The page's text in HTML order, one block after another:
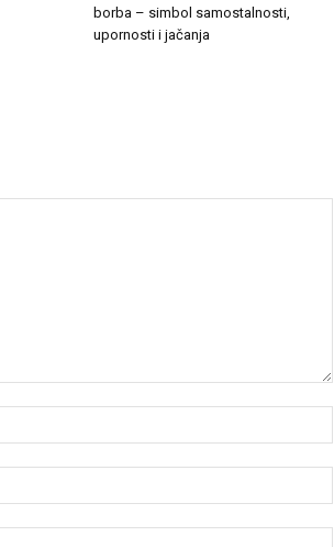
borba – simbol samostalnosti,
upornosti i jačanja